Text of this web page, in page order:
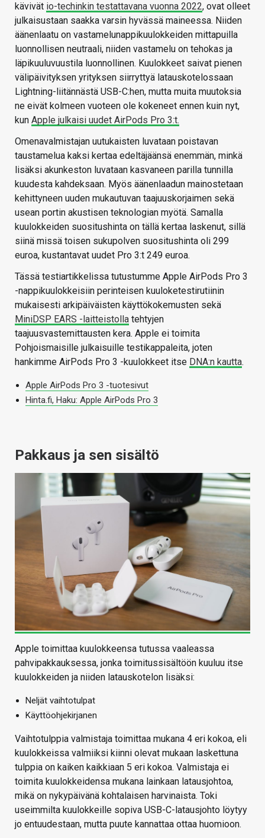
kävivät io-techinkin testattavana vuonna 2022, ovat olleet
julkaisustaan saakka varsin hyvässä maineessa. Niiden
äänenlaatu on vastamelunappikuulokkeiden mittapuilla
luonnollisen neutraali, niiden vastamelu on tehokas ja
läpikuuluvuustila luonnollinen. Kuulokkeet saivat pienen
välipäivityksen yrityksen siirryttyä latauskotelossaan
Lightning-liitännästä USB-C:hen, mutta muita muutoksia
ne eivät kolmeen vuoteen ole kokeneet ennen kuin nyt,
kun Apple julkaisi uudet AirPods Pro 3:t.
Omenavalmistajan uutukaisten luvataan poistavan
taustamelua kaksi kertaa edeltäjäänsä enemmän, minkä
lisäksi akunkeston luvataan kasvaneen parilla tunnilla
kuudesta kahdeksaan. Myös äänenlaadun mainostetaan
kehittyneen uuden mukautuvan taajuuskorjaimen sekä
usean portin akustisen teknologian myötä. Samalla
kuulokkeiden suositushinta on tällä kertaa laskenut, sillä
siinä missä toisen sukupolven suositushinta oli 299
euroa, kustantavat uudet Pro 3:t 249 euroa.
Tässä testiartikkelissa tutustumme Apple AirPods Pro 3
-nappikuulokkeisiin perinteisen kuuloketestirutiinin
mukaisesti arkipäiväisten käyttökokemusten sekä
MiniDSP EARS -laitteistolla tehtyjen
taajuusvastemittausten kera. Apple ei toimita
Pohjoismaisille julkaisuille testikappaleita, joten
hankimme AirPods Pro 3 -kuulokkeet itse DNA:n kautta.
Apple AirPods Pro 3 -tuotesivut
Hinta.fi, Haku: Apple AirPods Pro 3
Pakkaus ja sen sisältö
Apple toimittaa kuulokkeensa tutussa vaaleassa
pahvipakkauksessa, jonka toimitussisältöön kuuluu itse
kuulokkeiden ja niiden latauskotelon lisäksi:
Neljät vaihtotulpat
Käyttöohjekirjanen
Vaihtotulppia valmistaja toimittaa mukana 4 eri kokoa, eli
kuulokkeissa valmiiksi kiinni olevat mukaan laskettuna
tulppia on kaiken kaikkiaan 5 eri kokoa. Valmistaja ei
toimita kuulokkeidensa mukana lainkaan latausjohtoa,
mikä on nykypäivänä kohtalaisen harvinaista. Toki
useimmilta kuulokkeille sopiva USB-C-latausjohto löytyy
jo entuudestaan, mutta puute kannattaa ottaa huomioon.